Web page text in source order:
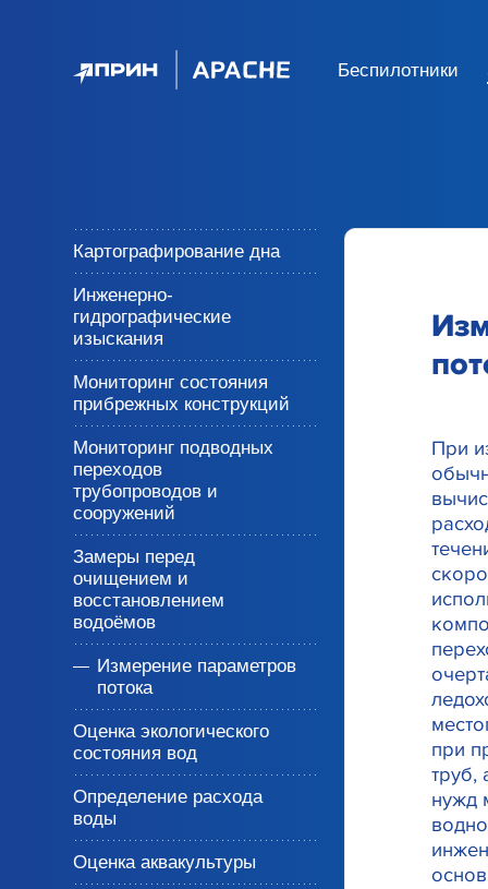
Беспилотники
Картографирование дна
Инженерно-
гидрографические
изыскания
Мониторинг состояния
прибрежных конструкций
Мониторинг подводных
переходов
трубопроводов и
сооружений
Замеры перед
очищением и
восстановлением
водоёмов
Измерение параметров
потока
Оценка экологического
состояния вод
Определение расхода
воды
Оценка аквакультуры
При
при
труб,
нужд